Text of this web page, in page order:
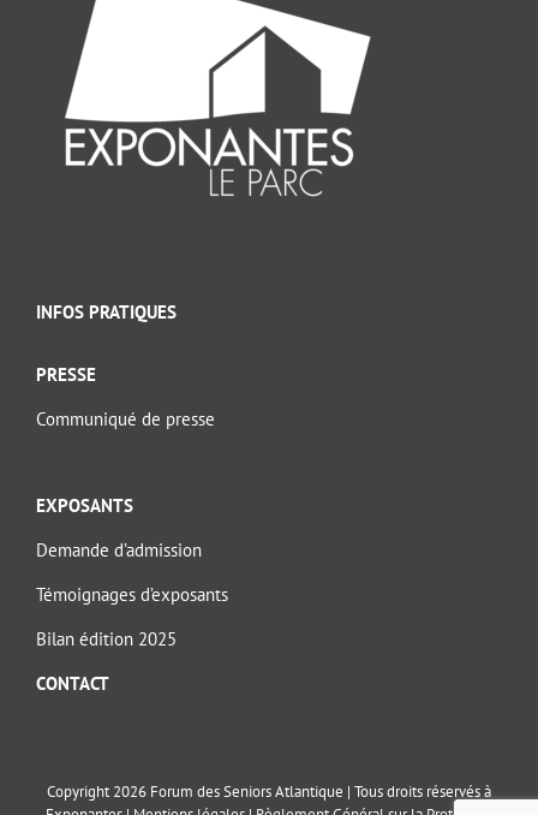
INFOS PRATIQUES
PRESSE
Communiqué de presse
EXPOSANTS
Demande d’admission
Témoignages d’exposants
Bilan édition 2025
CONTACT
Copyright 2026 Forum des Seniors Atlantique | Tous droits réservés à